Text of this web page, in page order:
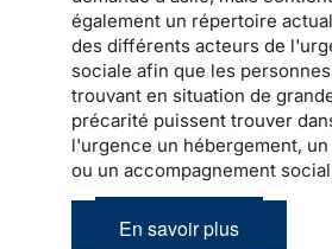
également un répertoire
des différents acteurs de
sociale afin que les
trouvant en situation de
précarité puissent trouver
l'urgence un hébergement, un
ou un accompagnement
En savoir plus